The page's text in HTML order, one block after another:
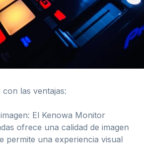
las ventajas:
El Kenowa Monitor
ofrece una calidad de imagen
permite una experiencia visual